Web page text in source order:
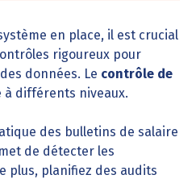
en place, il est crucial
rigoureux pour
données. Le contrôle de
différents niveaux.
des bulletins de salaire
de détecter les
plus, planifiez des audits